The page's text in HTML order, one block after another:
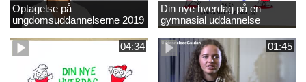
Optagelse på
ungdomsuddannelserne 2019
Din nye hverdag på en
gymnasial uddannelse
04:34 01:45